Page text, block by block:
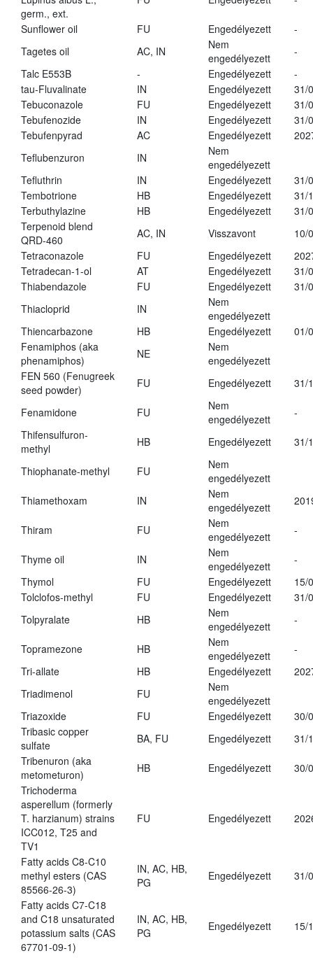
germ., ext.
Sunflower oil FU Engedélyezett
-
Tagetes oil
AC, IN
Nem
engedélyezett
-
Talc E553B
- Engedélyezett
-
tau-Fluvalinate
IN Engedélyezett
31/
Tebuconazole
FU Engedélyezett
31/
Tebufenozide
IN Engedélyezett
31/
Tebufenpyrad
AC Engedélyezett
Teflubenzuron
IN
Nem
engedélyezett
Tefluthrin
IN Engedélyezett
31/
Tembotrione
HB Engedélyezett
31/
Terbuthylazine
HB Engedélyezett
31/
Terpenoid blend
QRD-460
AC, IN Visszavont
10/
Tetraconazole
FU Engedélyezett
Tetradecan-1-ol
AT Engedélyezett
31/
Thiabendazole
FU Engedélyezett
31/
Thiacloprid
IN
Nem
engedélyezett
Thiencarbazone
HB Engedélyezett
01/
Fenamiphos (aka
phenamiphos)
NE
Nem
engedélyezett
FEN 560 (Fenugreek
seed powder)
FU Engedélyezett 31/
Fenamidone FU
Nem
engedélyezett
-
Thifensulfuron-
methyl
HB Engedélyezett 31/
Thiophanate-methyl FU
Nem
engedélyezett
Thiamethoxam
IN
Nem
engedélyezett
Thiram FU
Nem
engedélyezett
-
Thyme oil IN
Nem
engedélyezett
-
Thymol
FU Engedélyezett
15/
Tolclofos-methyl
FU Engedélyezett
31/
Tolpyralate
HB
Nem
engedélyezett
-
Topramezone HB
Nem
engedélyezett
-
Tri-allate
HB Engedélyezett
Triadimenol
FU
Nem
engedélyezett
Triazoxide
FU Engedélyezett
30/
Tribasic copper
sulfate
BA, FU Engedélyezett
31/
Tribenuron (aka
metometuron)
HB Engedélyezett
30/
Trichoderma
asperellum (formerly
T. harzianum) strains
ICC012, T25 and
TV1
FU Engedélyezett
Fatty acids C8-C10
methyl esters (CAS
85566-26-3)
IN, AC, HB,
PG
Engedélyezett 31/
Fatty acids C7-C18
and C18 unsaturated
potassium salts (CAS
67701-09-1)
IN, AC, HB,
PG
Engedélyezett 15/